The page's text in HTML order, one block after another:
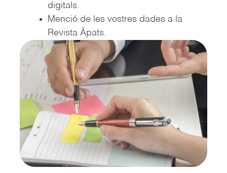
digitals.
Menció de les vostres dades a la
Revista Àpats.